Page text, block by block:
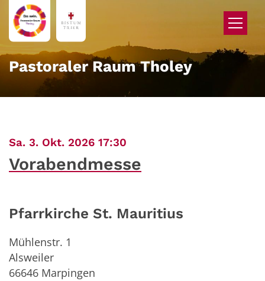
Zum Inhalt springen
Pastoraler Raum Tholey
Sa. 3. Okt. 2026 17:30
Vorabendmesse
Pfarrkirche St. Mauritius
Mühlenstr. 1
Alsweiler
66646 Marpingen